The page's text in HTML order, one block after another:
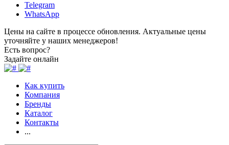
Telegram
WhatsApp
Цены на сайте в процессе обновления. Актуальные цены
уточняйте у наших менеджеров!
Есть вопрос?
Задайте онлайн
Как купить
Компания
Бренды
Каталог
Контакты
...